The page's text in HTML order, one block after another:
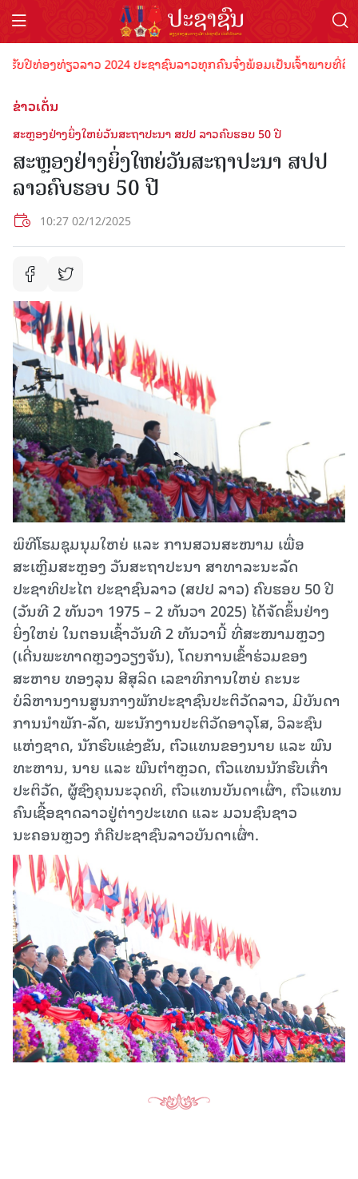
ທ່ຽວລາວ 2024 ປະຊາຊົນລາວທຸກຄົນຈົ່ງພ້ອມເປັນເຈົ້າພາບທີ່ດີ ຕ້ອນຮັ
ຂ່າວເດັ່ນ
ສະຫຼອງຢ່າງ​ຍິ່ງ​ໃຫຍ່ວັນສະຖາປະນາ ສປປ ລາວຄົບ​ຮອບ 50 ປີ
ສະຫຼອງຢ່າງ​ຍິ່ງ​ໃຫຍ່ວັນສະຖາປະນາ ສປປ
ລາວຄົບ​ຮອບ 50 ປີ
10:27 02/12/2025
ພິທີໂຮມຊຸມນຸມໃຫຍ່ ແລະ ການສວນສະໜາມ ເພື່ອ
ສະເຫຼີມສະຫຼອງ ວັນສະຖາປະນາ ສາທາລະນະລັດ
ປະຊາທິປະໄຕ ປະຊາຊົນລາວ (ສປປ ລາວ) ຄົບຮອບ 50 ປີ
(ວັນທີ 2 ທັນວາ 1975 – 2 ທັນວາ 2025) ໄດ້ຈັດຂຶ້ນຢ່າງ
ຍິ່ງໃຫຍ່ ໃນຕອນເຊົ້າວັນທີ 2 ທັນວານີ້ ທີ່ສະໜາມຫຼວງ
(ເດີ່ນພະທາດຫຼວງວຽງຈັນ), ໂດຍການເຂົ້າຮ່ວມຂອງ
ສະຫາຍ ທອງລຸນ ສີສຸລິດ ເລຂາທິການໃຫຍ່ ຄະນະ
ບໍລິຫານງານສູນກາງພັກປະຊາຊົນປະຕິວັດລາວ, ມີບັນດາ
ການນໍາພັກ-ລັດ, ພະນັກງານປະຕິວັດອາວຸໂສ, ວິລະຊົນ
ແຫ່ງຊາດ, ນັກຮົບແຂ່ງຂັນ, ຕົວແທນຂອງນາຍ ແລະ ພົນ
ທະຫານ, ນາຍ ແລະ ພົນຕໍາຫຼວດ, ຕົວແທນນັກຮົບເກົ່າ
ປະຕິວັດ, ຜູ້ຊົງຄຸນນະວຸດທິ, ຕົວແທນບັນດາເຜົ່າ, ຕົວແທນ
ຄົນເຊື້ອຊາດລາວຢູ່ຕ່າງປະເທດ ແລະ ມວນຊົນຊາວ
ນະຄອນຫຼວງ ກໍຄືປະຊາຊົນລາວບັນດາເຜົ່າ.